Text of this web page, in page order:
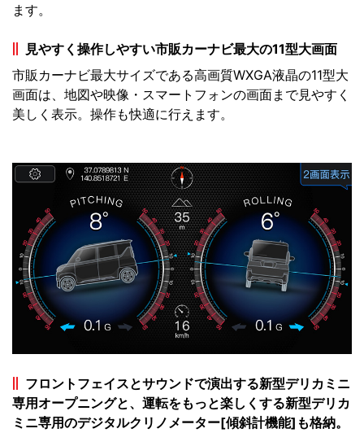
ます。
見やすく操作しやすい市販カーナビ最大の11型大画面
市販カーナビ最大サイズである高画質WXGA液晶の11型大
画面は、地図や映像・スマートフォンの画面まで見やすく
美しく表示。操作も快適に行えます。
フロントフェイスとサウンドで演出する新型デリカミニ
専用オープニングと、運転をもっと楽しくする新型デリカ
ミニ専用のデジタルクリノメーター[傾斜計機能]も格納。